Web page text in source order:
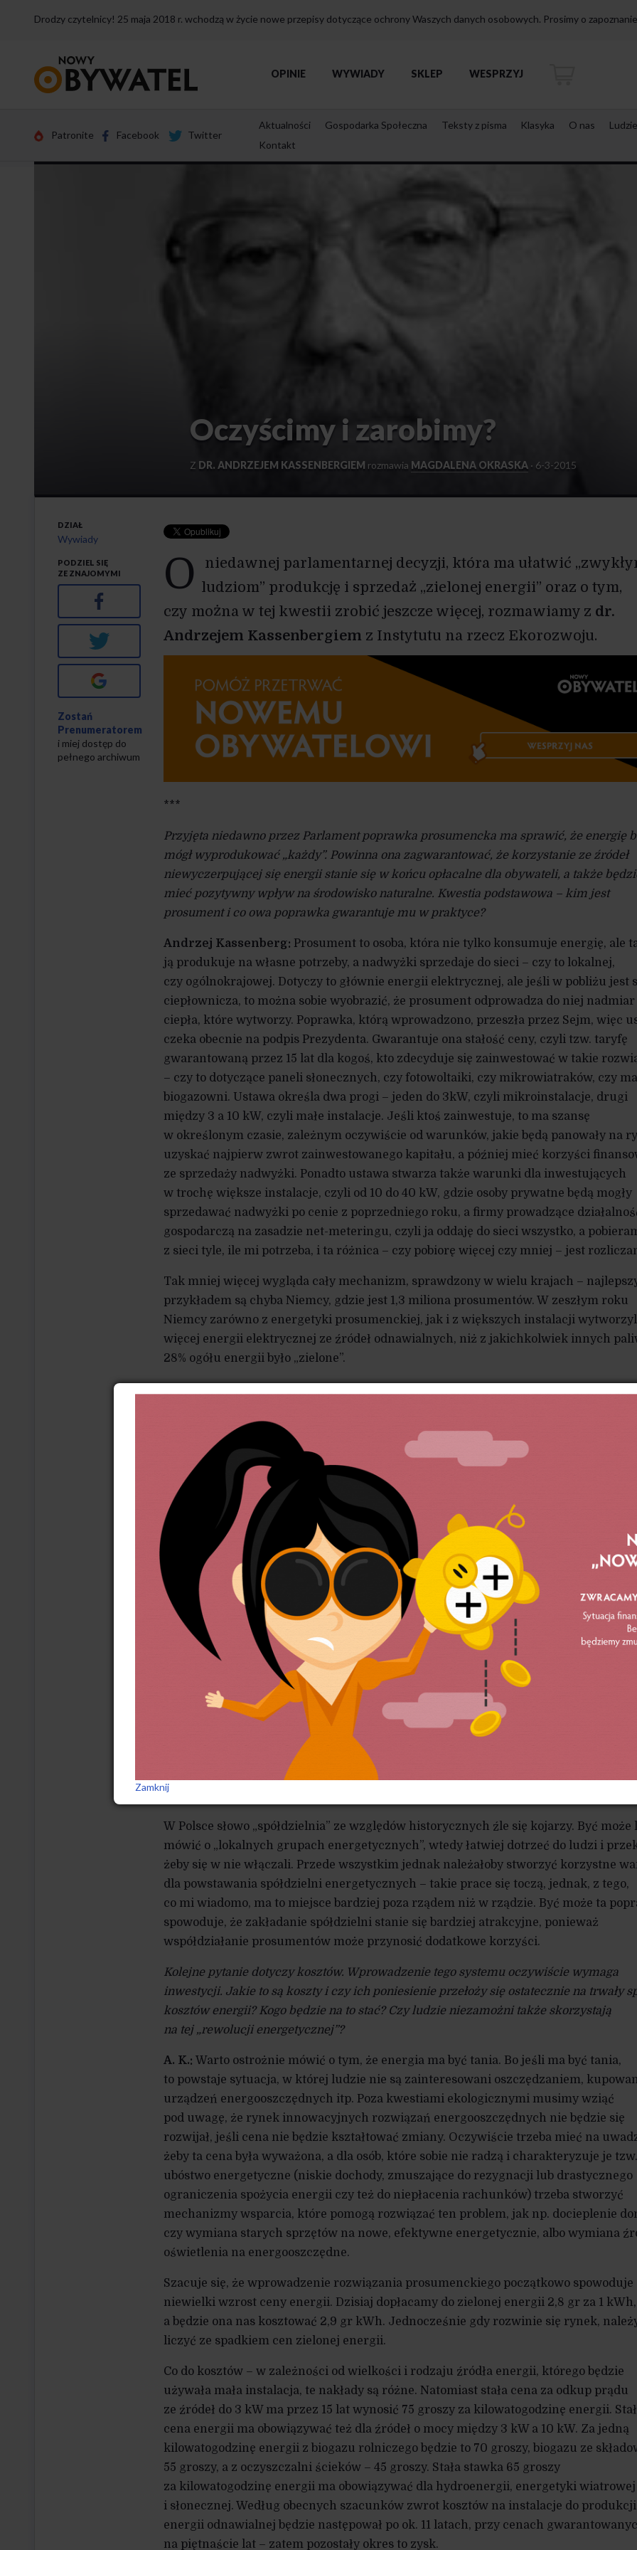
Drodzy czytelnicy! 25 maja 2018 r. wchodzą w życie nowe przepisy dotyczące ochrony Waszych danych osobowych. Prosimy o
strony
OPINIE WYWIADY SKLEP WESPRZYJ
Patronite Facebook Twitter
Aktualności Gospodarka Społeczna Teksty z pisma Klasyka O nas
Ludzie
Kontakt
Oczyścimy i zarobimy?
Z DR. ANDRZEJEM KASSENBERGIEM rozmawia MAGDALENA OKRASKA· 6-3-2015
O
niedawnej parlamentarnej decyzji, która ma ułatwić
ludziom” produkcję i sprzedaż „zielonej energii” oraz o tym,
czy można w tej kwestii zrobić jeszcze więcej, rozmawiamy z dr.
Andrzejem Kassenbergiem z Instytutu na rzecz Ekorozwoju.
***
Przyjęta niedawno przez Parlament poprawka prosumencka ma sprawić, że energię
mógł wyprodukować „każdy”. Powinna ona zagwarantować, że korzystanie ze źródeł
niewyczerpującej się energii stanie się w końcu opłacalne dla obywateli, a także
mieć pozytywny wpływ na środowisko naturalne. Kwestia podstawowa – kim jest
prosument i co owa poprawka gwarantuje mu w praktyce?
Andrzej Kassenberg: Prosument to osoba, która nie tylko konsumuje energię, ale
ją produkuje na własne potrzeby, a nadwyżki sprzedaje do sieci – czy to lokalnej,
czy ogólnokrajowej. Dotyczy to głównie energii elektrycznej, ale jeśli w pobliżu jest
ciepłownicza, to można sobie wyobrazić, że prosument odprowadza do niej nadmiar
ciepła, które wytworzy. Poprawka, którą wprowadzono, przeszła przez Sejm, więc
czeka obecnie na podpis Prezydenta. Gwarantuje ona stałość ceny, czyli tzw. taryfę
gwarantowaną przez 15 lat dla kogoś, kto zdecyduje się zainwestować w takie
– czy to dotyczące paneli słonecznych, czy fotowoltaiki, czy mikrowiatraków, czy
biogazowni. Ustawa określa dwa progi – jeden do 3kW, czyli mikroinstalacje, drugi
między 3 a 10 kW, czyli małe instalacje. Jeśli ktoś zainwestuje, to ma szansę
w określonym czasie, zależnym oczywiście od warunków, jakie będą panowały na
uzyskać najpierw zwrot zainwestowanego kapitału, a później mieć korzyści
ze sprzedaży nadwyżki. Ponadto ustawa stwarza także warunki dla inwestujących
w trochę większe instalacje, czyli od 10 do 40 kW, gdzie osoby prywatne będą mogły
sprzedawać nadwyżki po cenie z poprzedniego roku, a firmy prowadzące
gospodarczą na zasadzie net-meteringu, czyli ja oddaję do sieci wszystko, a
z sieci tyle, ile mi potrzeba, i ta różnica – czy pobiorę więcej czy mniej – jest
Tak mniej więcej wygląda cały mechanizm, sprawdzony w wielu krajach –
przykładem są chyba Niemcy, gdzie jest 1,3 miliona prosumentów. W zeszłym roku
Niemcy zarówno z energetyki prosumenckiej, jak i z większych instalacji
więcej energii elektrycznej ze źródeł odnawialnych, niż z jakichkolwiek innych
28% ogółu energii było „zielone”.
w ręce obywateli, czyli prosumentów, oraz niewielkich spółdzielni energetycznych. Jak
to wyglądało bardziej szczegółowo? Na ile taki scenariusz możliwy jest w Polsce?
A. K.:
Spółdzielnie są bardzo ciekawym rozwiązaniem, a jest ich w Niemczech około
tysiąca. Gromadzą lokalnych właścicieli gospodarstw rolnych czy mieszkańców
spółdzielni mieszkaniowych, współpracując z samorządem. Mechanizm jest taki, że
uzyskać kredyt na całkiem niezłych warunkach, ale jednocześnie muszą wnieść
do spółdzielni swój wkład. Jest on różny, czasem sięgający kilkuset euro rocznie,
ale istnieją i takie spółdzielnie, w których opłata do wniesienia to tylko 70 euro na
Takie spółdzielnie zajmują się rozwiązywaniem problemów energetycznych swoich
członków, zarówno pod względem poprawy efektywności, jak i instalowania
małych form produkcji energetyki odnawialnej, zarządzania siecią czy
lokalnie swoich usług energetycznych. Zarabiają w ten sposób nie po to, by mieć
korzyść finansową, ale aby obniżyć własne koszty i w ten sposób realizować ideę
prospołeczno-spółdzielczą, zamiast służyć zyskowi dużych firmy energetycznych,
położonych daleko od miejsca świadczenia usług energetycznych. W przypadku
spółdzielni pieniądze zostają na miejscu i służą lokalnej gospodarce.
Problem w Polsce polega na tym, że nasze prawo spółdzielcze nie sprzyja tego typu
rozwiązaniom. Według mojej wiedzy jest tylko jedna taka spółdzielnia,
na Zamojszczyźnie, zajmująca się biogazem. Ale to dopiero początki.
W Polsce słowo „spółdzielnia” ze względów historycznych źle się kojarzy. Być może
mówić o „lokalnych grupach energetycznych”, wtedy łatwiej dotrzeć do ludzi i
żeby się w nie włączali. Przede wszystkim jednak należałoby stworzyć korzystne
dla powstawania spółdzielni energetycznych – takie prace się toczą, jednak, z tego,
co mi wiadomo, ma to miejsce bardziej poza rządem niż w rządzie. Być może ta
spowoduje, że zakładanie spółdzielni stanie się bardziej atrakcyjne, ponieważ
współdziałanie prosumentów może przynosić dodatkowe korzyści.
Kolejne pytanie dotyczy kosztów. Wprowadzenie tego systemu oczywiście wymaga
inwestycji. Jakie to są koszty i czy ich poniesienie przełoży się ostatecznie na trwały
kosztów energii? Kogo będzie na to stać? Czy ludzie niezamożni także skorzystają
na tej „rewolucji energetycznej”?
A. K.: Warto ostrożnie mówić o tym, że energia ma być tania. Bo jeśli ma być tania,
to powstaje sytuacja, w której ludzie nie są zainteresowani oszczędzaniem,
urządzeń energooszczędnych itp. Poza kwestiami ekologicznymi musimy wziąć
pod uwagę, że rynek innowacyjnych rozwiązań energooszczędnych nie będzie się
rozwijał, jeśli cena nie będzie kształtować zmiany. Oczywiście trzeba mieć na
żeby ta cena była wyważona, a dla osób, które sobie nie radzą i charakteryzuje je tzw.
ubóstwo energetyczne (niskie dochody, zmuszające do rezygnacji lub drastycznego
ograniczenia spożycia energii czy też do niepłacenia rachunków) trzeba stworzyć
mechanizmy wsparcia, które pomogą rozwiązać ten problem, jak np. docieplenie
czy wymiana starych sprzętów na nowe, efektywne energetycznie, albo wymiana
oświetlenia na energooszczędne.
Szacuje się, że wprowadzenie rozwiązania prosumenckiego początkowo spowoduje
niewielki wzrost ceny energii. Dzisiaj dopłacamy do zielonej energii 2,8 gr za 1 kWh,
a będzie ona nas kosztować 2,9 gr kWh. Jednocześnie gdy rozwinie się rynek,
liczyć ze spadkiem cen zielonej energii.
Co do kosztów – w zależności od wielkości i rodzaju źródła energii, którego będzie
używała mała instalacja, te nakłady są różne. Natomiast stała cena za odkup prądu
ze źródeł do 3 kW ma przez 15 lat wynosić 75 groszy za kilowatogodzinę energii.
cena energii ma obowiązywać też dla źródeł o mocy między 3 kW a 10 kW. Za jedną
kilowatogodzinę energii z biogazu rolniczego będzie to 70 groszy, biogazu ze
55 groszy, a z oczyszczalni ścieków – 45 groszy. Stała stawka 65 groszy
za kilowatogodzinę energii ma obowiązywać dla hydroenergii, energetyki wiatrowej
i słonecznej. Według obecnych szacunków zwrot kosztów na instalacje do produkcji
energii odnawialnej będzie następował po ok. 11 latach, przy cenach
na piętnaście lat – zatem pozostały okres to zysk.
DZIAŁ
Wywiady
PODZIEL SIĘ
ZE ZNAJOMYMI
Facebook
Twitter
Zostań
Prenumeratorem
i miej dostęp do
pełnego archiwum
Zamknij